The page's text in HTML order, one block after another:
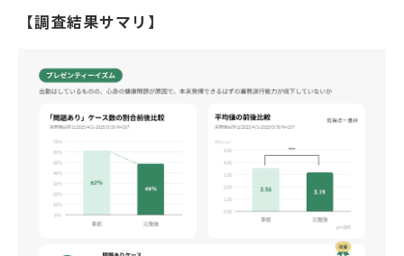
【調査結果サマリ】